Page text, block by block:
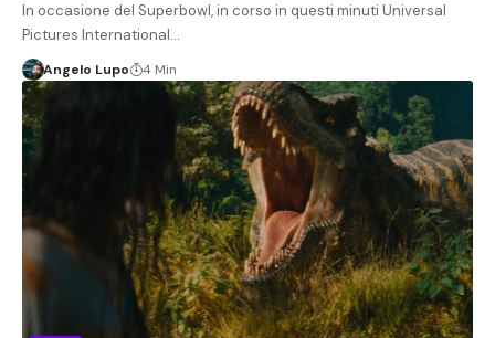
In occasione del Superbowl, in corso in questi minuti Universal
Pictures International…
Angelo Lupo 4 Min